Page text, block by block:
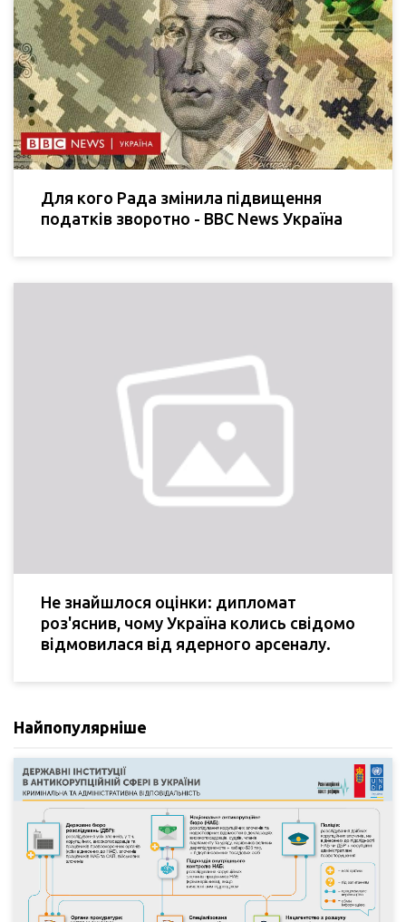
Для кого Рада змінила підвищення
податків зворотно - BBC News Україна
Не знайшлося оцінки: дипломат
роз'яснив, чому Україна колись свідомо
відмовилася від ядерного арсеналу.
Найпопулярніше